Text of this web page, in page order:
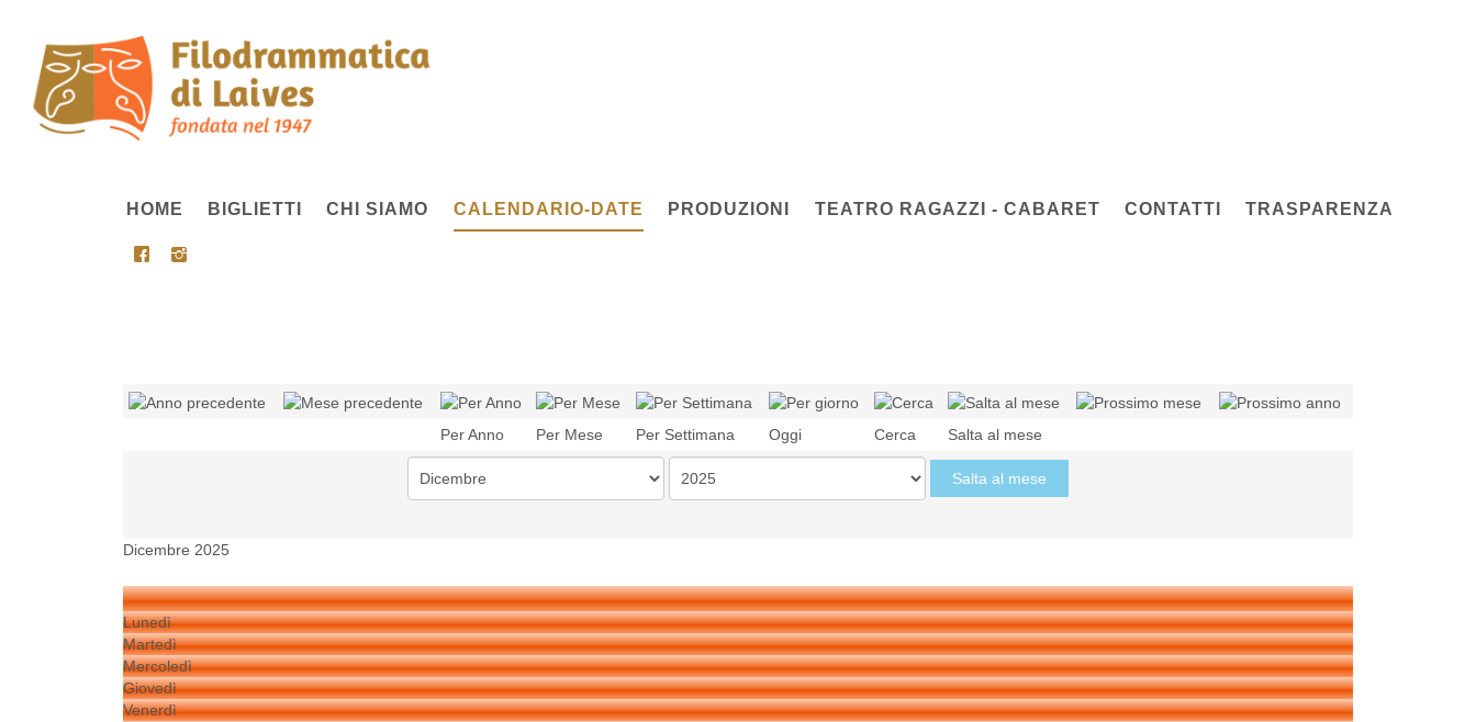
HOME BIGLIETTI CHI SIAMO CALENDARIO-DATE PRODUZIONI TEATRO RAGAZZI - CABARET CONTATTI TRASPARENZA
Per Anno Per Mese Per Settimana Oggi Cerca Salta al mese
Salta al mese
Dicembre 2025
Lunedì
Martedì
Mercoledì
Giovedì
Venerdì